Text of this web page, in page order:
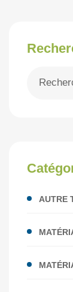
AUTRE